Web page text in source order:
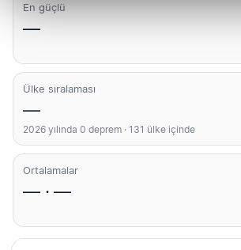
En güçlü
—
Ülke sıralaması
—
2026 yılında 0 deprem · 131 ülke içinde
Ortalamalar
— · —